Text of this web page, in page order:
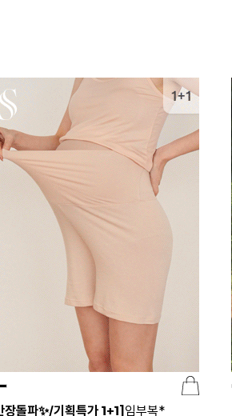
장돌파✨/기획특가 1+1]임부복*